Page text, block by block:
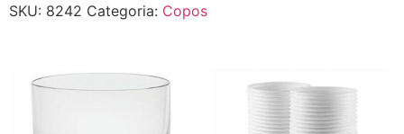
SKU: 8242 Categoria: Copos